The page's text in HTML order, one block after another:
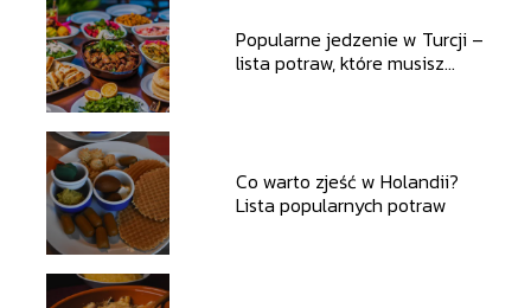
Popularne jedzenie w Turcji –
lista potraw, które musisz
Co warto zjeść w Holandii?
Lista popularnych potraw